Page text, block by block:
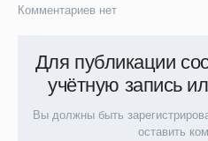
Комментариев нет
Для публикации
учётную запись
Вы должны быть
оставить